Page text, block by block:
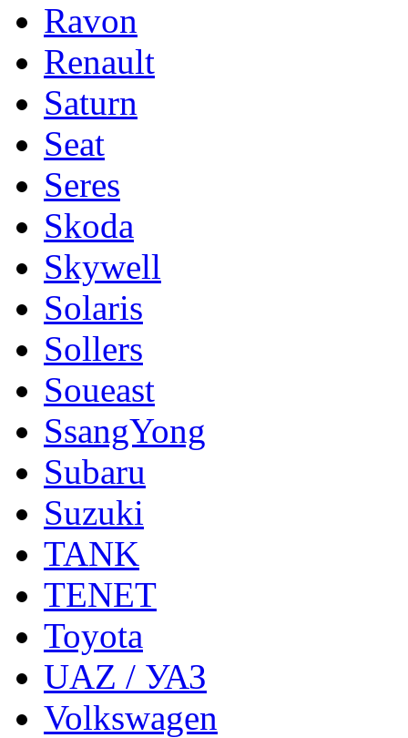
Ravon
Renault
Saturn
Seat
Seres
Skoda
Skywell
Solaris
Sollers
Soueast
SsangYong
Subaru
Suzuki
TANK
TENET
Toyota
UAZ / УАЗ
Volkswagen